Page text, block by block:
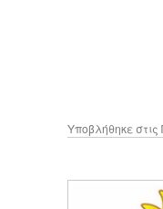
Υποβλήθηκε στις